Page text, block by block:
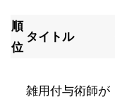
順
位
タイトル
雑用付与術師が